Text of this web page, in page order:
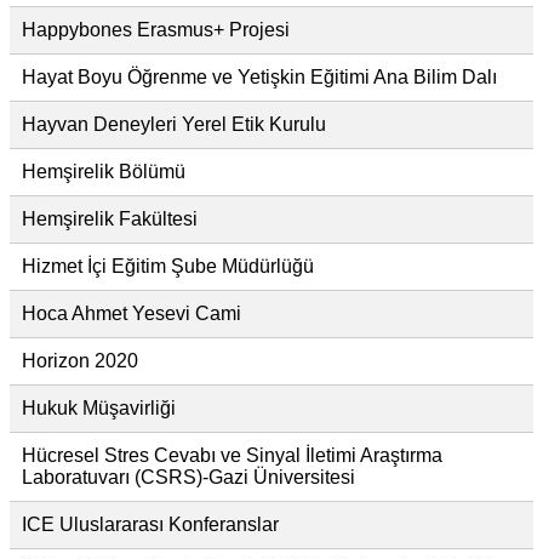
Happybones Erasmus+ Projesi
Hayat Boyu Öğrenme ve Yetişkin Eğitimi Ana Bilim Dalı
Hayvan Deneyleri Yerel Etik Kurulu
Hemşirelik Bölümü
Hemşirelik Fakültesi
Hizmet İçi Eğitim Şube Müdürlüğü
Hoca Ahmet Yesevi Cami
Horizon 2020
Hukuk Müşavirliği
Hücresel Stres Cevabı ve Sinyal İletimi Araştırma
Laboratuvarı (CSRS)-Gazi Üniversitesi
ICE Uluslararası Konferanslar